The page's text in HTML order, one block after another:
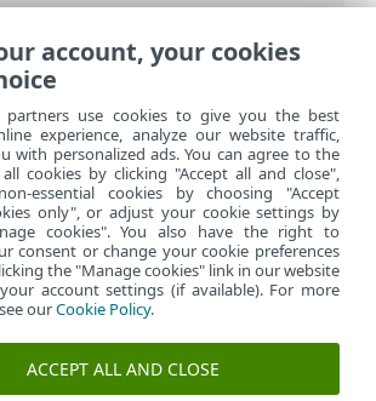
>ESET Endpoint
stillede spørgsmål>
du en virus fra computeren
account, your cookies
use cookies to give you the best
experience, analyze our website traffic,
with personalized ads. You can agree to the
cookies by clicking "Accept all and close",
essential cookies by choosing "Accept
only", or adjust your cookie settings by
cookies". You also have the right to
consent or change your cookie preferences
the "Manage cookies" link in our website
account settings (if available). For more
ourCookie Policy.
ACCEPT ALL AND CLOSE